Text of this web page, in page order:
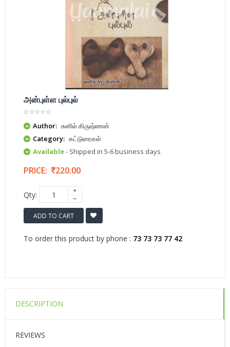
அன்புள்ள புல்புல்
Author: சுனில் கிருஷ்ணன்
Category: கட்டுரைகள்
Available- Shipped in 5-6 business days
PRICE: 220.00
Qty:
ADD TO CART
To order this product by phone : 73 73 73 77 42
DESCRIPTION
REVIEWS